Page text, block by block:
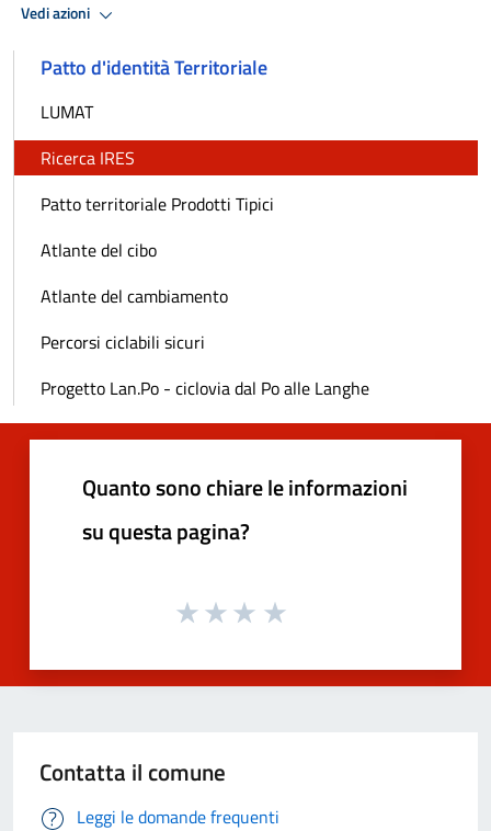
Vedi azioni
Patto d'identità Territoriale
LUMAT
Ricerca IRES
Patto territoriale Prodotti Tipici
Atlante del cibo
Atlante del cambiamento
Percorsi ciclabili sicuri
Progetto Lan.Po - ciclovia dal Po alle Langhe
Quanto sono chiare le informazioni
su questa pagina?
Contatta il comune
Leggi le domande frequenti